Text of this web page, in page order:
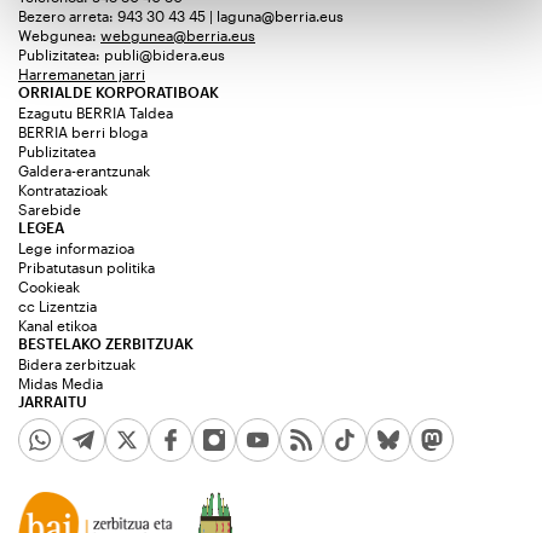
Bezero arreta: 943 30 43 45 | laguna@berria.eus
Webgunea: webgunea@berria.eus
Publizitatea: publi@bidera.eus
Harremanetan jarri
ORRIALDE KORPORATIBOAK
Ezagutu BERRIA Taldea
BERRIA berri bloga
Publizitatea
Galdera-erantzunak
Kontratazioak
Sarebide
JARRAITU
LEGEA
Lege informazioa
Pribatutasun politika
Cookieak
cc Lizentzia
Kanal etikoa
BESTELAKO ZERBITZUAK
Bidera zerbitzuak
Midas Media